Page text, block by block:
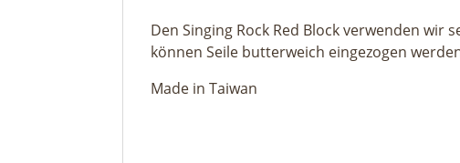
Den Singing Rock Red Block verwenden
können Seile butterweich eingezogen
Made in Taiwan